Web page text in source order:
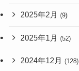
2025年2月 (9)
2025年1月 (52)
2024年12月 (128)